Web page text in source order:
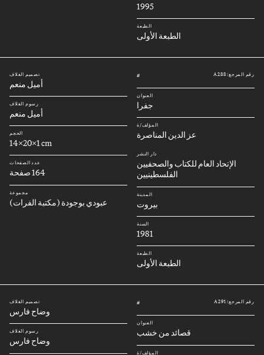
1995
الطبعة
الطبعة الأولى
رقم المرجع: A288 #
العنوان
جفرا
المؤلف/ة
عز الدين المناصرة
دار النشر
الإتحاد العام للكتاب والصحفيين
الفلسطينيين
المدينة
بيروت
السنة
1981
الطبعة
الطبعة الأولى
تصميم الغلاف
أميل منعم
رسوم الغلاف
أميل منعم
الحجم
14x20x1 cm
عدد الصفحات
164 صفحة
مجموعة
عبودي بوجودة (مكتبة الفرات)
رقم المرجع: A291 #
العنوان
قصائد من خشب
المؤلف/ة
تصميم الغلاف
وضاح فارس
رسوم الغلاف
وضاح فارس